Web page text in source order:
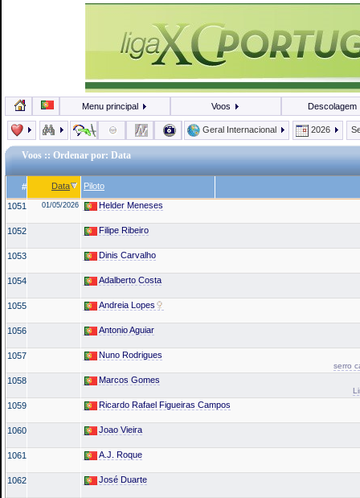
Menu principal Voos Descolagem
Geral Internacional 2026
Voos :: Ordenar por: Data
# Data Piloto
1051 01/05/2026 Helder Meneses
1052 Filipe Ribeiro
1053 Dinis Carvalho
1054 Adalberto Costa
1055 Andreia Lopes
1056 Antonio Aguiar
1057 Nuno Rodrigues
serro
1058 Marcos Gomes
1059 Ricardo Rafael Figueiras Campos
1060 Joao Vieira
1061 A.J. Roque
1062 José Duarte